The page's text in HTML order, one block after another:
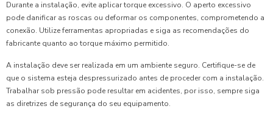
Durante a instalação, evite aplicar torque excessivo. O aperto excessivo
pode danificar as roscas ou deformar os componentes, comprometendo a
conexão. Utilize ferramentas apropriadas e siga as recomendações do
fabricante quanto ao torque máximo permitido.
A instalação deve ser realizada em um ambiente seguro. Certifique-se de
que o sistema esteja despressurizado antes de proceder com a instalação.
Trabalhar sob pressão pode resultar em acidentes, por isso, sempre siga
as diretrizes de segurança do seu equipamento.